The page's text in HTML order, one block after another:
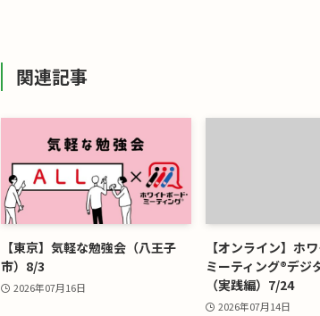
関連記事
【東京】気軽な勉強会（八王子
市）8/3
2026年07月16日
【オンライン】ホ
ミーティング®デジ
（実践編）7/24
2026年07月14日